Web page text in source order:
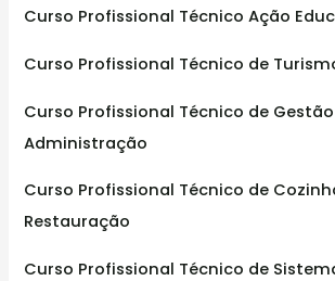
f
r
:
Curso Profissional Técnico Ação
Curso Profissional Técnico de
Curso Profissional Técnico de
Administração
Curso Profissional Técnico de
Restauração
Curso Profissional Técnico de